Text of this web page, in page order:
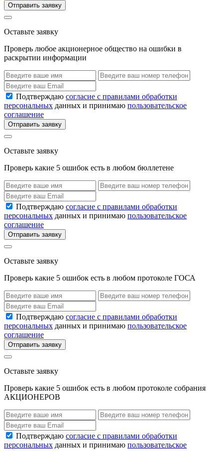
Отправить заявку
Оставьте заявку
Проверь любое акционерное общество на ошибки в
раскрытии информации
Подтверждаю согласие с правилами обработки
персональных данных и принимаю пользовательское
соглашение
Отправить заявку
Оставьте заявку
Проверь какие 5 ошибок есть в любом бюллетене
Подтверждаю согласие с правилами обработки
персональных данных и принимаю пользовательское
соглашение
Отправить заявку
Оставьте заявку
Проверь какие 5 ошибок есть в любом протоколе ГОСА
Подтверждаю согласие с правилами обработки
персональных данных и принимаю пользовательское
соглашение
Отправить заявку
Оставьте заявку
Проверь какие 5 ошибок есть в любом протоколе собрания
АКЦИОНЕРОВ
Подтверждаю согласие с правилами обработки
персональных данных и принимаю пользовательское